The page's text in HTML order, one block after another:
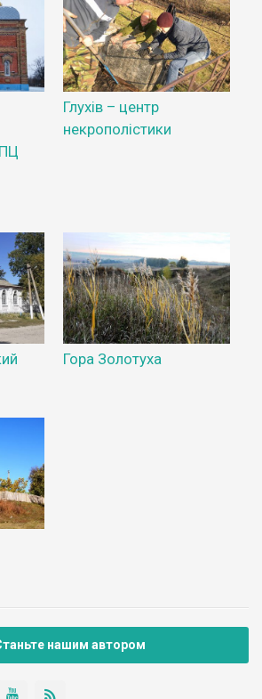
Глухів – центр
некрополістики
Гора Золотуха
нашим автором